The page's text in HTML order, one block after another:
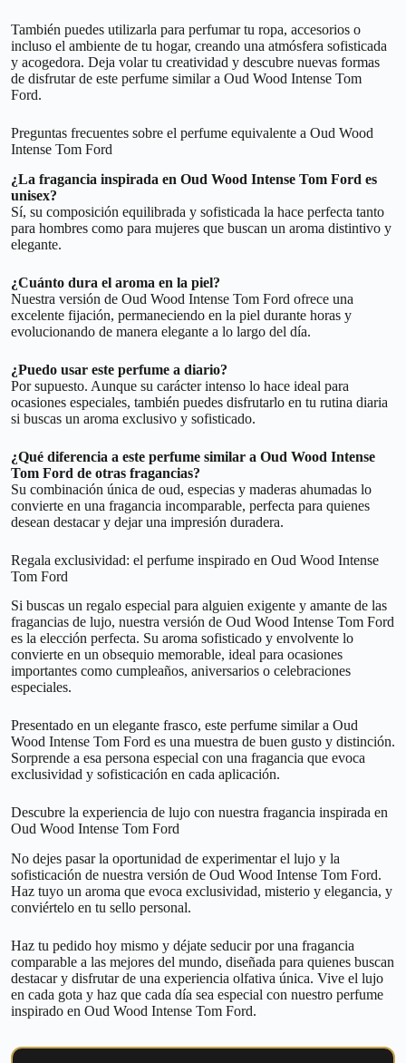
También puedes utilizarla para perfumar tu ropa, accesorios o
incluso el ambiente de tu hogar, creando una atmósfera sofisticada
y acogedora. Deja volar tu creatividad y descubre nuevas formas
de disfrutar de este perfume similar a Oud Wood Intense Tom
Ford.
Preguntas frecuentes sobre el perfume equivalente a Oud Wood
Intense Tom Ford
¿La fragancia inspirada en Oud Wood Intense Tom Ford es
unisex?
Sí, su composición equilibrada y sofisticada la hace perfecta tanto
para hombres como para mujeres que buscan un aroma distintivo y
elegante.
¿Cuánto dura el aroma en la piel?
Nuestra versión de Oud Wood Intense Tom Ford ofrece una
excelente fijación, permaneciendo en la piel durante horas y
evolucionando de manera elegante a lo largo del día.
¿Puedo usar este perfume a diario?
Por supuesto. Aunque su carácter intenso lo hace ideal para
ocasiones especiales, también puedes disfrutarlo en tu rutina diaria
si buscas un aroma exclusivo y sofisticado.
¿Qué diferencia a este perfume similar a Oud Wood Intense
Tom Ford de otras fragancias?
Su combinación única de oud, especias y maderas ahumadas lo
convierte en una fragancia incomparable, perfecta para quienes
desean destacar y dejar una impresión duradera.
Regala exclusividad: el perfume inspirado en Oud Wood Intense
Tom Ford
Si buscas un regalo especial para alguien exigente y amante de las
fragancias de lujo, nuestra versión de Oud Wood Intense Tom Ford
es la elección perfecta. Su aroma sofisticado y envolvente lo
convierte en un obsequio memorable, ideal para ocasiones
importantes como cumpleaños, aniversarios o celebraciones
especiales.
Presentado en un elegante frasco, este perfume similar a Oud
Wood Intense Tom Ford es una muestra de buen gusto y distinción.
Sorprende a esa persona especial con una fragancia que evoca
exclusividad y sofisticación en cada aplicación.
Descubre la experiencia de lujo con nuestra fragancia inspirada en
Oud Wood Intense Tom Ford
No dejes pasar la oportunidad de experimentar el lujo y la
sofisticación de nuestra versión de Oud Wood Intense Tom Ford.
Haz tuyo un aroma que evoca exclusividad, misterio y elegancia, y
conviértelo en tu sello personal.
Haz tu pedido hoy mismo y déjate seducir por una fragancia
comparable a las mejores del mundo, diseñada para quienes buscan
destacar y disfrutar de una experiencia olfativa única. Vive el lujo
en cada gota y haz que cada día sea especial con nuestro perfume
inspirado en Oud Wood Intense Tom Ford.